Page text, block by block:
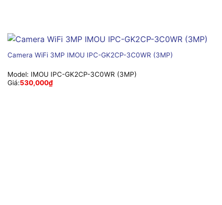
Camera WiFi 3MP IMOU IPC-GK2CP-3C0WR (3MP)
Model: IMOU IPC-GK2CP-3C0WR (3MP)
Giá:530,000₫